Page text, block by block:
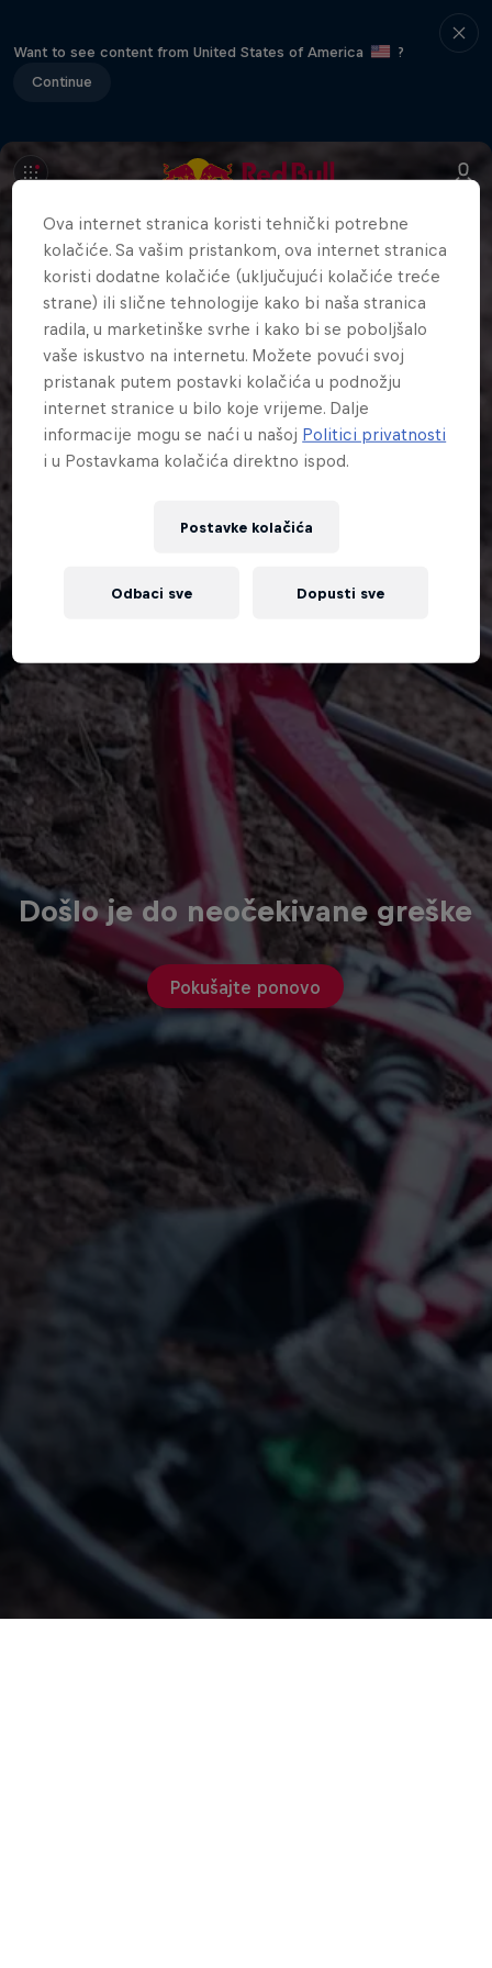
Want to see content from United States of America
?
Continue
Došlo je do neočekivane greške
Pokušajte ponovo
Ova internet stranica koristi tehnički potrebne
kolačiće. Sa vašim pristankom, ova internet stranica
koristi dodatne kolačiće (uključujući kolačiće treće
strane) ili slične tehnologije kako bi naša stranica
radila, u marketinške svrhe i kako bi se poboljšalo
vaše iskustvo na internetu. Možete povući svoj
pristanak putem postavki kolačića u podnožju
internet stranice u bilo koje vrijeme. Dalje
informacije mogu se naći u našoj Politici privatnosti
i u Postavkama kolačića direktno ispod.
Postavke kolačića
Odbaci sve Dopusti sve